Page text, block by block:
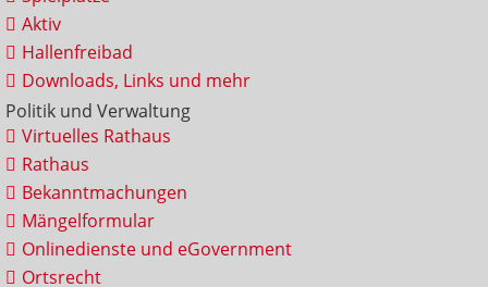
Aktiv
Hallenfreibad
Downloads, Links und mehr
Politik und Verwaltung
Virtuelles Rathaus
Rathaus
Bekanntmachungen
Mängelformular
Onlinedienste und eGovernment
Ortsrecht